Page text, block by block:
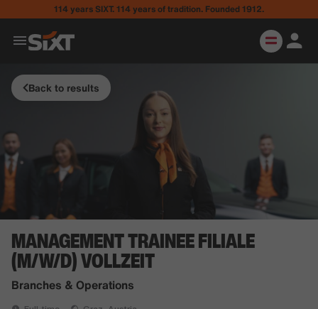
114 years SIXT. 114 years of tradition. Founded 1912.
Back to results
MANAGEMENT TRAINEE FILIALE
(M/W/D) VOLLZEIT
Branches & Operations